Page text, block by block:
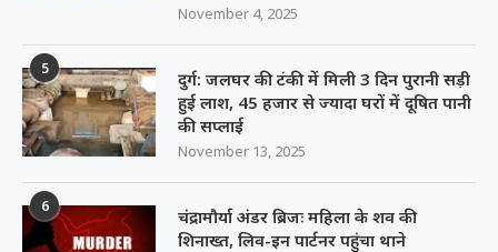
November 4, 2025
5
दुर्ग: जलघर की टंकी में मिली 3 दिन पुरानी सड़ी
हुई लाश, 45 हजार से ज्यादा घरों में दूषित पानी
की सप्लाई
November 13, 2025
6
चंद्रामौर्या अंडर ब्रिजः महिला के शव की
शिनाख्त, लिव-इन पार्टनर पहुंचा थाने